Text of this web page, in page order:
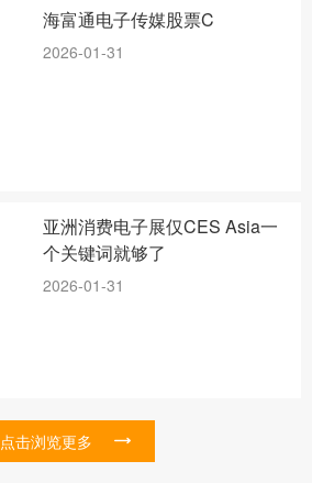
海富通电子传媒股票C
2026-01-31
亚洲消费电子展仅CES Asia一
个关键词就够了
2026-01-31
点击浏览更多